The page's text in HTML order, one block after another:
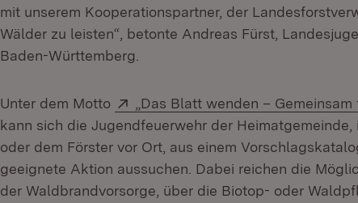
mit unserem Kooperationspartner, der
Wälder zu leisten“, betonte Andreas Fürst,
Baden-Württemberg.
Unter dem Motto Extern:
„Das Blatt wenden –
kann sich die Jugendfeuerwehr der
oder dem Förster vor Ort, aus einem
geeignete Aktion aussuchen. Dabei reichen die
der Waldbrandvorsorge, über die Biotop- oder